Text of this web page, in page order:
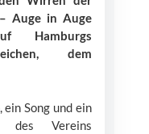
Auge in Auge
Hamburgs
dem
Song und ein
Vereins